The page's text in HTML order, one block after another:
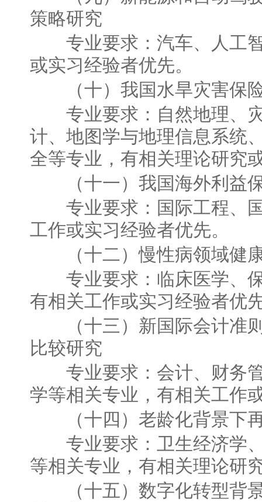
策略研究
专业要求：汽车、人工智
或实习经验者优先。
（十）我国水旱灾害保险
专业要求：自然地理、灾
计、地图学与地理信息系统
全等专业，有相关理论研究
（十一）我国海外利益保
专业要求：国际工程、国
工作或实习经验者优先。
（十二）慢性病领域健康
专业要求：临床医学、保
有相关工作或实习经验者优
（十三）新国际会计准则
比较研究
专业要求：会计、财务管
学等相关专业，有相关工作
（十四）老龄化背景下再
专业要求：卫生经济学、
等相关专业，有相关理论研
（十五）数字化转型背景